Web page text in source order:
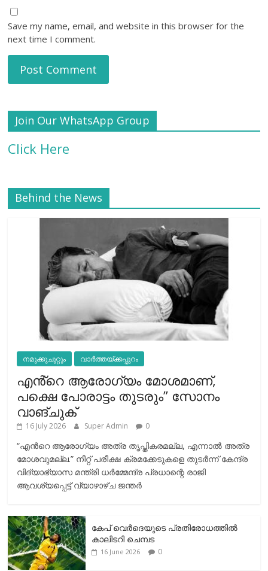
Save my name, email, and website in this browser for the
next time I comment.
Join Our WhatsApp Group
Click Here
Behind the News
നമുക്കുചുറ്റും വാർത്തയ്ക്കപ്പുറം
എൻ്റെ ആരോഗ്യം മോശമാണ്,
പക്ഷെ പോരാട്ടം തുടരും” സോനം
വാങ്ചുക്
16 July 2026 Super Admin 0
“എന്‍റെ ആരോഗ്യം അത്ര തൃപ്തികരമല്ല, എന്നാൽ അത്ര
മോശവുമല്ല.” നീറ്റ് പരീക്ഷ ക്രമക്കേടുകളെ തുടർന്ന് കേന്ദ്ര
വിദ്യാഭ്യാസ മന്ത്രി ധർമ്മേന്ദ്ര പ്രധാന്റെ രാജി
ആവശ്യപ്പെട്ട് വ്യാഴാഴ്ച ജന്തർ
കേപ് വെര്‍ദെയുടെ പ്രതിരോധത്തില്‍
കാലിടറി ചെമ്പട
16 June 2026 0